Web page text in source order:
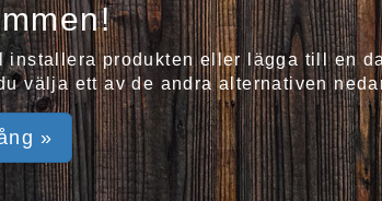
installera produkten eller lägga till en
välja ett av de andra alternativen
»